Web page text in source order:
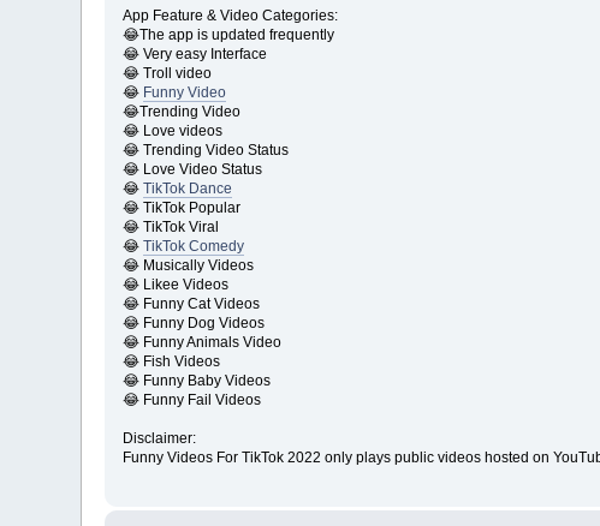
App Feature & Video Categories:
😂The app is updated frequently
😂 Very easy Interface
😂 Troll video
😂 Funny Video
😂Trending Video
😂 Love videos
😂 Trending Video Status
😂 Love Video Status
😂TikTok Dance
😂 TikTok Popular
😂 TikTok Viral
😂TikTok Comedy
😂 Musically Videos
😂 Likee Videos
😂 Funny Cat Videos
😂 Funny Dog Videos
😂 Funny Animals Video
😂 Fish Videos
😂 Funny Baby Videos
😂 Funny Fail Videos
Disclaimer:
Funny Videos For TikTok 2022 only plays public videos hosted on